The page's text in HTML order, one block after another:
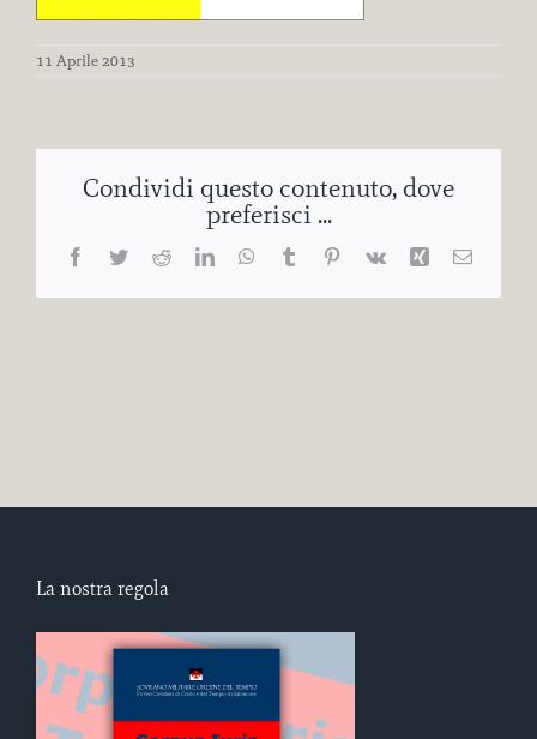
11 Aprile 2013
Condividi questo contenuto, dove
preferisci ...
Facebook
TwitterRedditLinkedInWhatsApp
TumblrPinterest
Vk Xing Email
La nostra regola